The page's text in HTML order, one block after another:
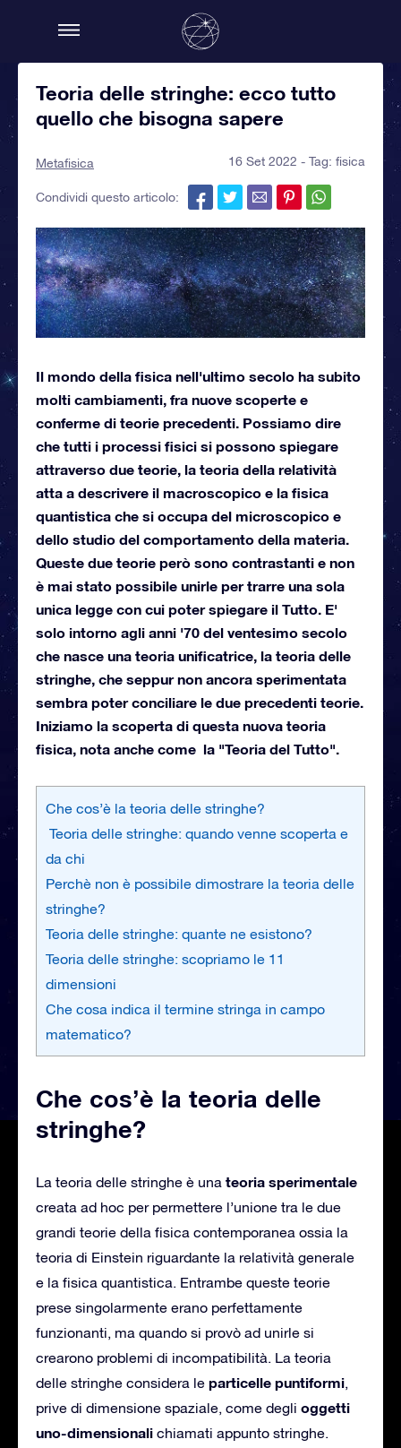
Teoria delle stringhe: ecco tutto
quello che bisogna sapere
Metafisica 16 Set 2022 - Tag: fisica
Condividi questo articolo:
Il mondo della fisica nell'ultimo secolo ha subito
molti cambiamenti, fra nuove scoperte e
conferme di teorie precedenti. Possiamo dire
che tutti i processi fisici si possono spiegare
attraverso due teorie, la teoria della relatività
atta a descrivere il macroscopico e la fisica
quantistica che si occupa del microscopico e
dello studio del comportamento della materia.
Queste due teorie però sono contrastanti e non
è mai stato possibile unirle per trarre una sola
unica legge con cui poter spiegare il Tutto. E'
solo intorno agli anni '70 del ventesimo secolo
che nasce una teoria unificatrice, la teoria delle
stringhe, che seppur non ancora sperimentata
sembra poter conciliare le due precedenti teorie.
Iniziamo la scoperta di questa nuova teoria
fisica, nota anche come la "Teoria del Tutto".
Che cos’è la teoria delle stringhe?
Teoria delle stringhe: quando venne scoperta e
da chi
Perchè non è possibile dimostrare la teoria delle
stringhe?
Teoria delle stringhe: quante ne esistono?
Teoria delle stringhe: scopriamo le 11
dimensioni
Che cosa indica il termine stringa in campo
matematico?
Che cos’è la teoria delle
stringhe?
La teoria delle stringhe è una teoria sperimentale
creata ad hoc per permettere l’unione tra le due
grandi teorie della fisica contemporanea ossia la
teoria di Einstein riguardante la relatività generale
e la fisica quantistica. Entrambe queste teorie
prese singolarmente erano perfettamente
funzionanti, ma quando si provò ad unirle si
crearono problemi di incompatibilità. La teoria
delle stringhe considera le particelle puntiformi,
prive di dimensione spaziale, come degli oggetti
uno-dimensionali chiamati appunto stringhe.